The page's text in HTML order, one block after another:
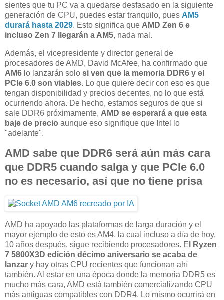
sientes que tu PC va a quedarse desfasado en la siguiente
generación de CPU, puedes estar tranquilo, pues AM5
durará hasta 2029. Esto significa que AMD Zen 6 e
incluso Zen 7 llegarán a AM5, nada mal.
Además, el vicepresidente y director general de
procesadores de AMD, David McAfee, ha confirmado que
AM6 lo lanzarán solo si ven que la memoria DDR6 y el
PCIe 6.0 son viables. Lo que quiere decir con eso es que
tengan disponibilidad y precios decentes, no lo que está
ocurriendo ahora. De hecho, estamos seguros de que si
sale DDR6 próximamente, AMD se esperará a que esta
baje de precio aunque eso signifique que Intel lo
"adelante".
AMD sabe que DDR6 será aún más cara
que DDR5 cuando salga y que PCIe 6.0
no es necesario, así que no tiene prisa
AMD ha apoyado las plataformas de larga duración y el
mayor ejemplo de esto es AM4, la cual incluso a día de hoy,
10 años después, sigue recibiendo procesadores. E l Ryzen
7 5800X3D edición décimo aniversario se acaba de
lanzar y hay otras CPU recientes que funcionan ahí
también. Al estar en una época donde la memoria DDR5 es
mucho más cara, AMD está también comercializando CPU
más antiguas compatibles con DDR4. Lo mismo ocurrirá en